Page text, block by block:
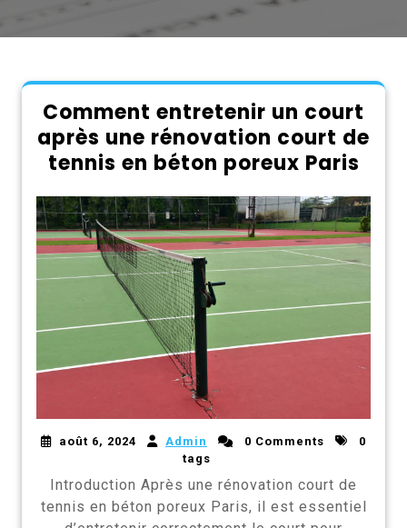
Comment entretenir un court
après une rénovation court de
tennis en béton poreux Paris
août 6, 2024 Admin 0 Comments
0
tags
Introduction Après une rénovation court de
tennis en béton poreux Paris, il est essentiel